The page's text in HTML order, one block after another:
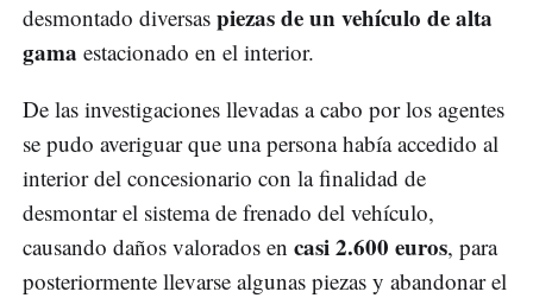
desmontado diversas piezas de un vehículo de alta
gama estacionado en el interior.
De las investigaciones llevadas a cabo por los agentes
se pudo averiguar que una persona había accedido al
interior del concesionario con la finalidad de
desmontar el sistema de frenado del vehículo,
causando daños valorados en casi 2.600 euros, para
posteriormente llevarse algunas piezas y abandonar el